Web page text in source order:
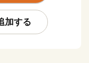
自治体別「製造品出
加する